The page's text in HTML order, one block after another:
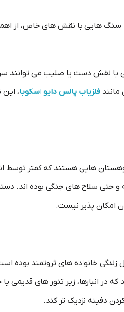
هایی با نقش های خاص، از
نقش دست یا صلیب می توانند
مانند فلزیاب پالس دایو اسکوبا،
هایی هستند که کمتر
و حتی سلاح های جنگی بوده اند.
امکان پذیر نیست.
خانواده های ثروتمند بوده
در انبارها، زیر تنور های
دفینه نزدیک تر کند.